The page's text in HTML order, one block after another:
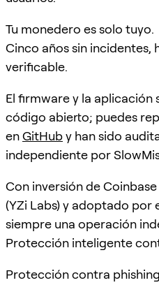
Tu monedero es solo tuyo.
Cinco años sin incidentes,
verificable.
El firmware y la
código abierto; puedes
enGitHuby han sido
independiente por
Con inversión de
(YZi Labs) y adoptado por
siempre una operación
Protección inteligente
Protección contra